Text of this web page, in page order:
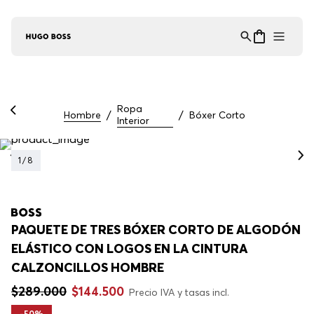
Hombre
Ropa
Interior
Bóxer Corto
1 / 8
PAQUETE DE TRES BÓXER CORTO DE ALGODÓN
ELÁSTICO CON LOGOS EN LA CINTURA
CALZONCILLOS HOMBRE
$289.000 $144.500 Precio IVA y tasas incl.
Asistente Virtual
en línea ⋮